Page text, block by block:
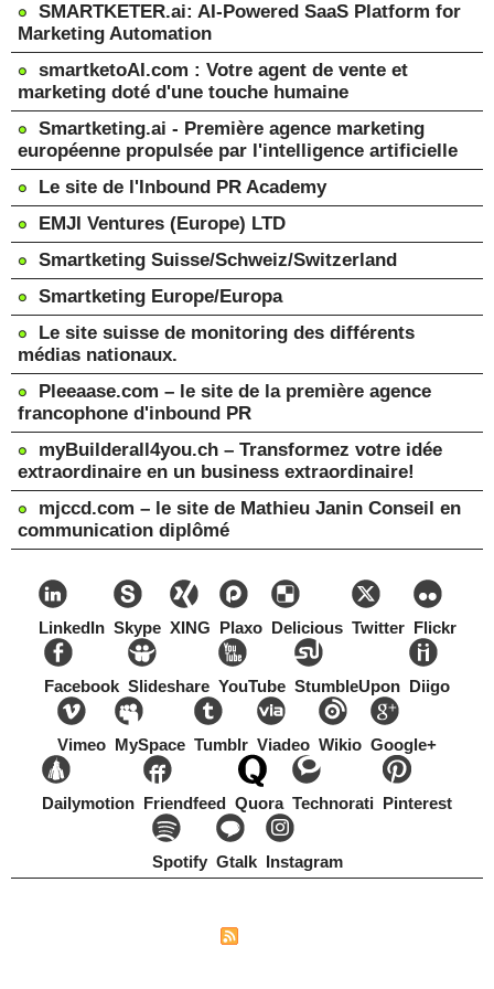
SMARTKETER.ai: AI-Powered SaaS Platform for
Marketing Automation
smartketoAI.com : Votre agent de vente et
marketing doté d'une touche humaine
Smartketing.ai - Première agence marketing
européenne propulsée par l'intelligence artificielle
Le site de l'Inbound PR Academy
EMJI Ventures (Europe) LTD
Smartketing Suisse/Schweiz/Switzerland
Smartketing Europe/Europa
Le site suisse de monitoring des différents
médias nationaux.
Pleeaase.com – le site de la première agence
francophone d'inbound PR
myBuilderall4you.ch – Transformez votre idée
extraordinaire en un business extraordinaire!
mjccd.com – le site de Mathieu Janin Conseil en
communication diplômé
LinkedIn Skype XING Plaxo Delicious Twitter Flickr
Facebook Slideshare YouTube StumbleUpon Diigo
Vimeo MySpace Tumblr Viadeo Wikio Google+
Dailymotion Friendfeed Quora Technorati Pinterest
Spotify Gtalk Instagram